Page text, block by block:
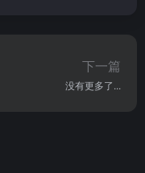
下一篇
没有更多了...